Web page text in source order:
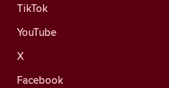
TikTok
YouTube
X
Facebook